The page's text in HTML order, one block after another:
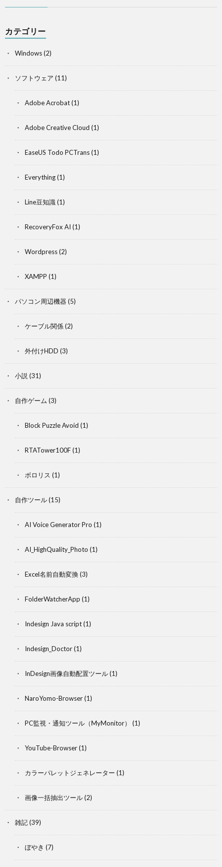
カテゴリー
Windows(2)
ソフトウェア (11)
Adobe Acrobat(1)
Adobe Creative Cloud (1)
EaseUS Todo PCTrans(1)
Everything(1)
Line豆知識(1)
RecoveryFox AI (1)
Wordpress(2)
XAMPP (1)
パソコン周辺機器 (5)
ケーブル関係(2)
外付けHDD (3)
小説 (31)
自作ゲーム (3)
Block Puzzle Avoid (1)
RTATower100F(1)
ボロリス (1)
自作ツール(15)
AI Voice Generator Pro (1)
AI_HighQuality_Photo (1)
Excel名前自動変換(3)
FolderWatcherApp (1)
Indesign Java script(1)
Indesign_Doctor(1)
InDesign画像自動配置ツール(1)
NaroYomo-Browser(1)
PC監視・通知ツール（MyMonitor） (1)
YouTube-Browser(1)
カラーパレットジェネレーター (1)
画像一括抽出ツール(2)
雑記(39)
ぼやき (7)